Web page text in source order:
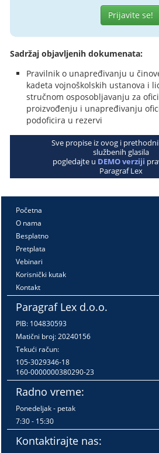
Prijavite se!
Sadržaj objavljenih dokumenata:
Pravilnik o unapređivanju u
kadeta vojnoškolskih ustanova i
stručnom osposobljavanju za
proizvođenju i unapređivanju
podoficira u rezervi
Sve propise iz ovog i
službenih glasila
pogledajte u DEMO verziji
Paragraf Lex
Početna
O nama
Besplatno
Pretplata
Vebinari
Korisnički kutak
Kontakt
Paragraf Lex d.o.o.
PIB: 104830593
Matični broj: 20240156
Tekući račun:
105-3029346-18
160-0000000380290-23
Radno vreme:
Ponedeljak - petak
7:30 - 15:30
Kontaktirajte nas: